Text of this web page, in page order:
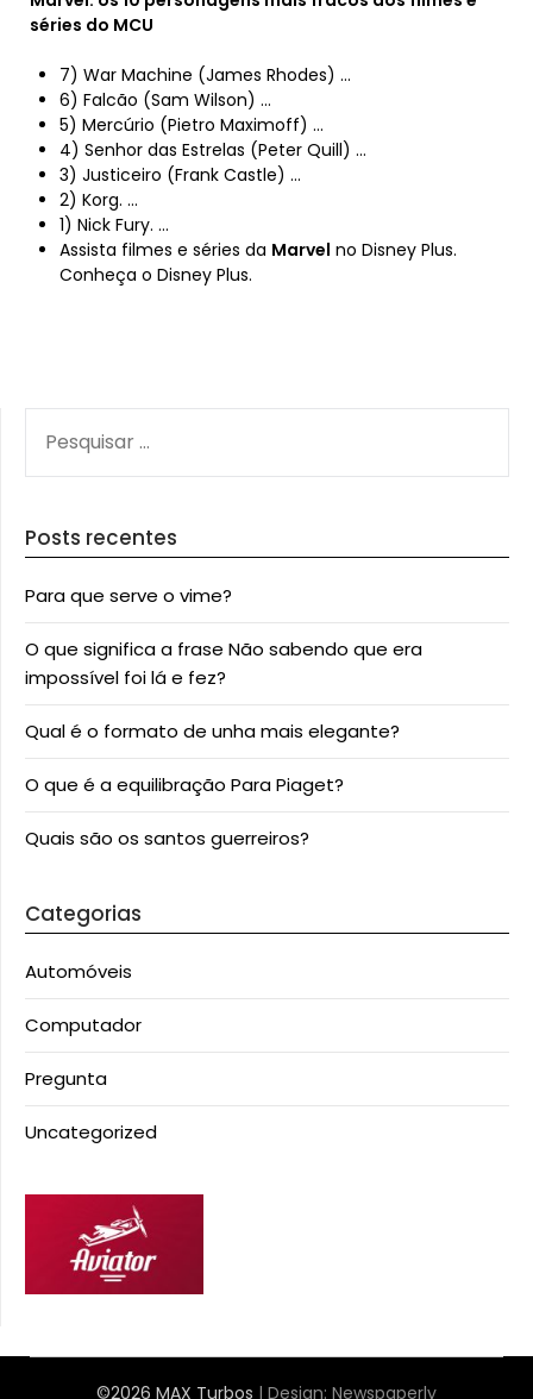
séries do MCU
7) War Machine (James Rhodes) …
6) Falcão (Sam Wilson) …
5) Mercúrio (Pietro Maximoff) …
4) Senhor das Estrelas (Peter Quill) …
3) Justiceiro (Frank Castle) …
2) Korg. …
1) Nick Fury. …
Assista filmes e séries da Marvel no Disney Plus.
Conheça o Disney Plus.
POR:
Posts recentes
Para que serve o vime?
O que significa a frase Não sabendo que era
impossível foi lá e fez?
Qual é o formato de unha mais elegante?
O que é a equilibração Para Piaget?
Quais são os santos guerreiros?
Categorias
Automóveis
Computador
Pregunta
Uncategorized
©2026 MAX Turbos | Design: Newspaperly